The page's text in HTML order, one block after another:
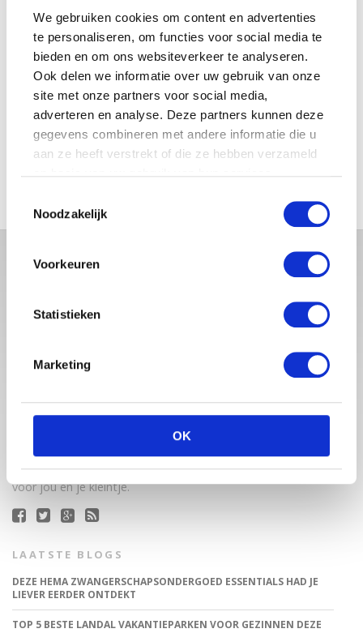
We gebruiken cookies om content en advertenties
te personaliseren, om functies voor social media te
bieden en om ons websiteverkeer te analyseren.
Ook delen we informatie over uw gebruik van onze
site met onze partners voor social media,
adverteren en analyse. Deze partners kunnen deze
gegevens combineren met andere informatie die u
aan ze heeft verstrekt of die ze hebben verzameld
Noodzakelijk
Voorkeuren
Statistieken
Marketing
OK
VAKANTIE & TWEE ZIEKE
KINDEREN
MAMA CARMEN VLOG:
SCHOLEN ZIJN WEER
BEGONNEN & TANDEN BLEKEN
Babystraatje.nl is een uniek platform voor aanstaande en
jonge moeders. Een online ontmoetingsplek vol
inspirerende blogs en handige artikelen op het gebied van
zwangerschap, moederschap, babyproducten, lifestyle en
fashion. Babystraatje.nl, het leukste online (winkel)straatje
voor jou en je kleintje.
LAATSTE BLOGS
DEZE HEMA ZWANGERSCHAPSONDERGOED ESSENTIALS HAD JE
LIEVER EERDER ONTDEKT
TOP 5 BESTE LANDAL VAKANTIEPARKEN VOOR GEZINNEN DEZE